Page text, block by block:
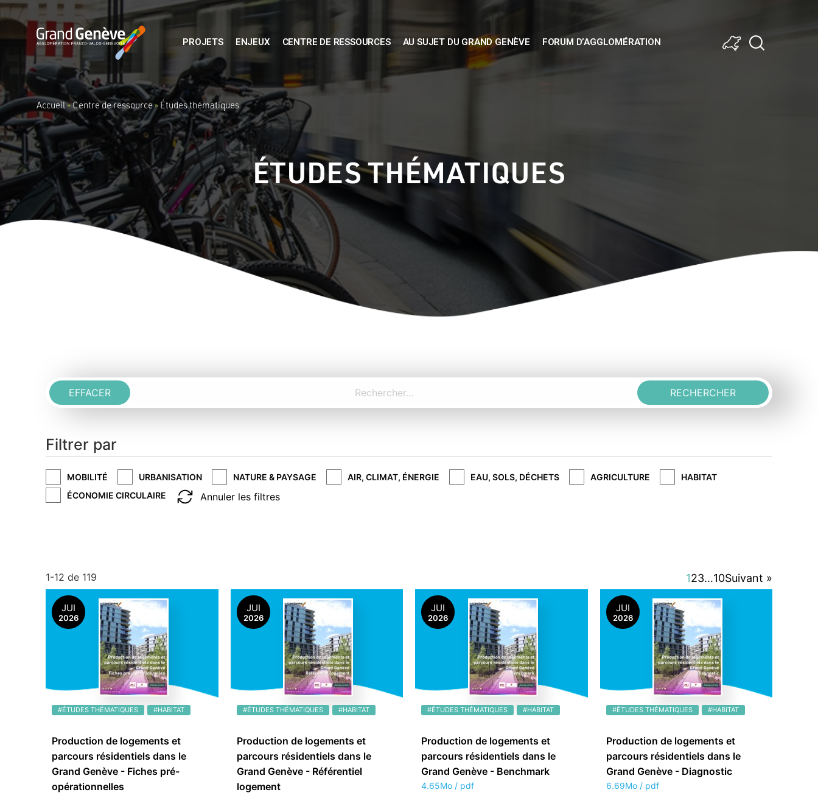
PROJETS ENJEUX CENTRE DE RESSOURCES AU SUJET DU GRAND GENÈVE FORUM D’AGGLOMÉRATION
Accueil»Centre de ressource» Études thématiques
ÉTUDES THÉMATIQUES
EFFACER RECHERCHER
Filtrer par
MOBILITÉ URBANISATION NATURE & PAYSAGE AIR, CLIMAT, ÉNERGIE EAU, SOLS, DÉCHETS AGRICULTURE
HABITAT
ÉCONOMIE CIRCULAIRE
Annuler les filtres
1-12 de 119 123…10Suivant »
JUI
2026
#ÉTUDES THÉMATIQUES #HABITAT
Production de logements et
parcours résidentiels dans le
Grand Genève - Fiches pré-
opérationnelles
JUI
2026
#ÉTUDES THÉMATIQUES #HABITAT
Production de logements et
parcours résidentiels dans le
Grand Genève - Référentiel
logement
JUI
2026
#ÉTUDES THÉMATIQUES #HABITAT
Production de logements et
parcours résidentiels dans le
Grand Genève - Benchmark
4.65Mo / pdf
JUI
2026
#ÉTUDES THÉMATIQUES #HABITAT
Production de logements et
parcours résidentiels dans le
Grand Genève - Diagnostic
6.69Mo / pdf